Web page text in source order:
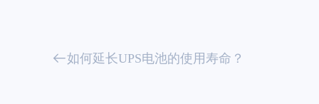
如何延长UPS电池的使用寿命？